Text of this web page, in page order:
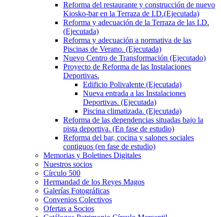
Reforma del restaurante y construcción de nuevo
Kiosko-bar en la Terraza de I.D.(Ejecutada)
Reforma y adecuación de la Terraza de las I.D.
(Ejecutada)
Reforma y adecuación a normativa de las
Piscinas de Verano. (Ejecutada)
Nuevo Centro de Transformación (Ejecutado)
Proyecto de Reforma de las Instalaciones
Deportivas.
Edificio Polivalente (Ejecutada)
Nueva entrada a las Instalaciones
Deportivas. (Ejecutada)
Piscina climatizada. (Ejecutada)
Reforma de las dependencias situadas bajo la
pista deportiva. (En fase de estudio)
Reforma del bar, cocina y salones sociales
contiguos (en fase de estudio)
Memorias y Boletines Digitales
Nuestros socios
Círculo 500
Hermandad de los Reyes Magos
Galerías Fotográficas
Convenios Colectivos
Ofertas a Socios